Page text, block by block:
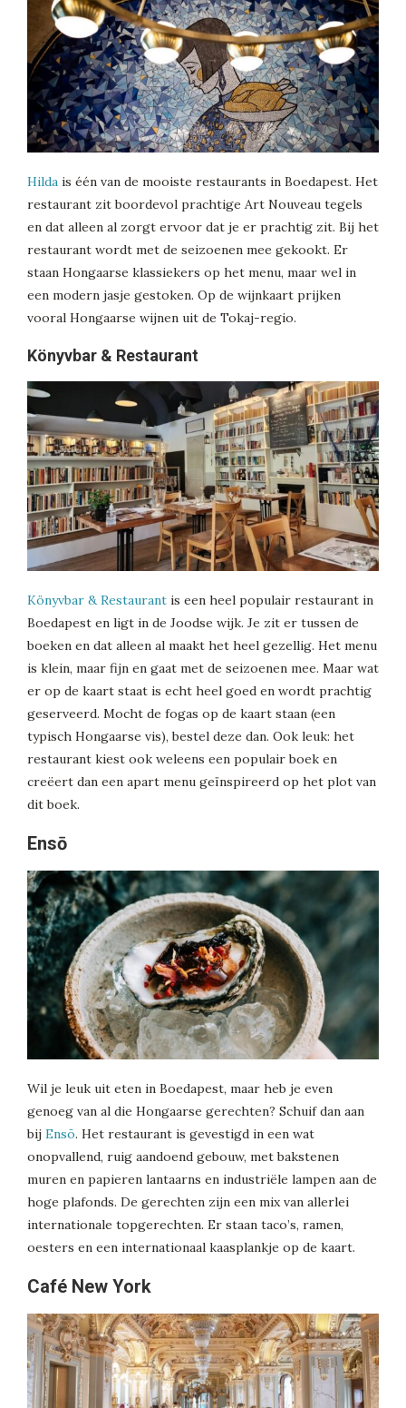
Hilda is één van de mooiste restaurants in Boedapest. Het
restaurant zit boordevol prachtige Art Nouveau tegels
en dat alleen al zorgt ervoor dat je er prachtig zit. Bij het
restaurant wordt met de seizoenen mee gekookt. Er
staan Hongaarse klassiekers op het menu, maar wel in
een modern jasje gestoken. Op de wijnkaart prijken
vooral Hongaarse wijnen uit de Tokaj-regio.
Könyvbar & Restaurant
Könyvbar & Restaurant is een heel populair restaurant in
Boedapest en ligt in de Joodse wijk. Je zit er tussen de
boeken en dat alleen al maakt het heel gezellig. Het menu
is klein, maar fijn en gaat met de seizoenen mee. Maar wat
er op de kaart staat is echt heel goed en wordt prachtig
geserveerd. Mocht de fogas op de kaart staan (een
typisch Hongaarse vis), bestel deze dan. Ook leuk: het
restaurant kiest ook weleens een populair boek en
creëert dan een apart menu geïnspireerd op het plot van
dit boek.
Ensō
Wil je leuk uit eten in Boedapest, maar heb je even
genoeg van al die Hongaarse gerechten? Schuif dan aan
bij Ensō. Het restaurant is gevestigd in een wat
onopvallend, ruig aandoend gebouw, met bakstenen
muren en papieren lantaarns en industriële lampen aan de
hoge plafonds. De gerechten zijn een mix van allerlei
internationale topgerechten. Er staan taco’s, ramen,
oesters en een internationaal kaasplankje op de kaart.
Café New York